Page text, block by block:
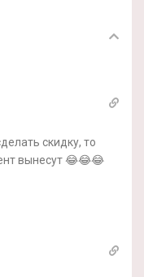
скидку, то
вынесут 😂😂😂